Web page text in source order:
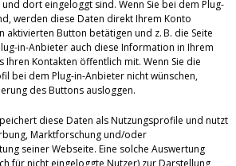
dort eingeloggt sind. Wenn Sie bei dem Plug-
werden diese Daten direkt Ihrem Konto
aktivierten Button betätigen und z. B. die Seite
in-Anbieter auch diese Information in Ihrem
Kontakten öffentlich mit. Wenn Sie die
bei dem Plug-in-Anbieter nicht wünschen,
des Buttons ausloggen.
diese Daten als Nutzungsprofile und nutzt
Marktforschung und/oder
seiner Webseite. Eine solche Auswertung